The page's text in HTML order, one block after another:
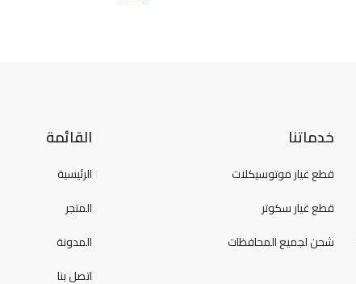
خدماتنا
قطع غيار موتوسيكلات
قطع غيار سكوتر
شحن لجميع المحافظات
القائمة
الرئيسية
المتجر
المدونة
اتصل بنا